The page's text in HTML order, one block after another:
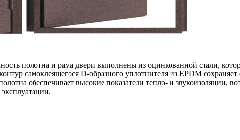
полотна и рама двери выполнены из оцинкованной стали,
самоклеящегося D-образного уплотнителя из EPDM
обеспечивает высокие показатели тепло- и звукоизоляции,